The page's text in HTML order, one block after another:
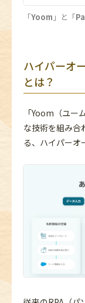
「Yoom 」と「
ハイパーオ
とは？
「Yoom（ユー
な技術を組み合
る、ハイパーオ